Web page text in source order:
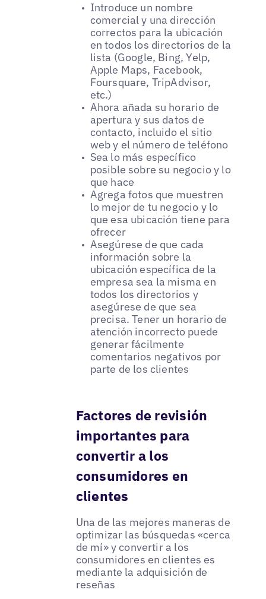
Introduce un nombre
comercial y una dirección
correctos para la ubicación
en todos los directorios de la
lista (Google, Bing, Yelp,
Apple Maps, Facebook,
Foursquare, TripAdvisor,
etc.)
Ahora añada su horario de
apertura y sus datos de
contacto, incluido el sitio
web y el número de teléfono
Sea lo más específico
posible sobre su negocio y lo
que hace
Agrega fotos que muestren
lo mejor de tu negocio y lo
que esa ubicación tiene para
ofrecer
Asegúrese de que cada
información sobre la
ubicación específica de la
empresa sea la misma en
todos los directorios y
asegúrese de que sea
precisa. Tener un horario de
atención incorrecto puede
generar fácilmente
comentarios negativos por
parte de los clientes
Factores de revisión
importantes para
convertir a los
consumidores en
clientes
Una de las mejores maneras de
optimizar las búsquedas «cerca
de mí» y convertir a los
consumidores en clientes es
mediante la adquisición de
reseñas